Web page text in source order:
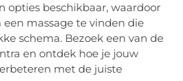
opties beschikbaar, waardoor
massage te vinden die
schema. Bezoek een van de
en ontdek hoe je jouw
met de juiste